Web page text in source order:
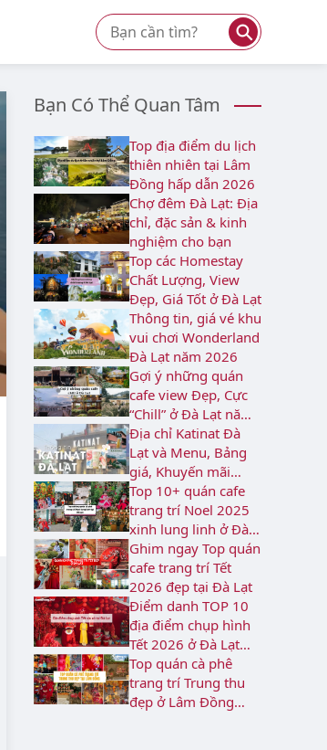
⚲
Bạn Có Thể Quan Tâm
Top địa điểm du lịch
thiên nhiên tại Lâm
Đồng hấp dẫn 2026
Chợ đêm Đà Lạt: Địa
chỉ, đặc sản & kinh
nghiệm cho bạn
Top các Homestay
Chất Lượng, View
Đẹp, Giá Tốt ở Đà Lạt
Thông tin, giá vé khu
vui chơi Wonderland
Đà Lạt năm 2026
Gợi ý những quán
cafe view Đẹp, Cực
“Chill” ở Đà Lạt năm
2026
Địa chỉ Katinat Đà
Lạt và Menu, Bảng
giá, Khuyến mãi
2026
Top 10+ quán cafe
trang trí Noel 2025
xinh lung linh ở Đà
Lạt
Ghim ngay Top quán
cafe trang trí Tết
2026 đẹp tại Đà Lạt
Điểm danh TOP 10
địa điểm chụp hình
Tết 2026 ở Đà Lạt
rực rỡ
Top quán cà phê
trang trí Trung thu
đẹp ở Lâm Đồng